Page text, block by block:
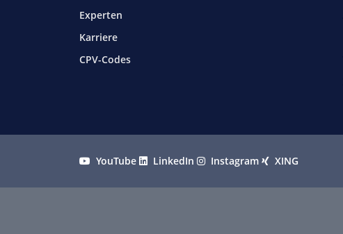
Experten
Karriere
CPV-Codes
YouTube LinkedIn Instagram XING